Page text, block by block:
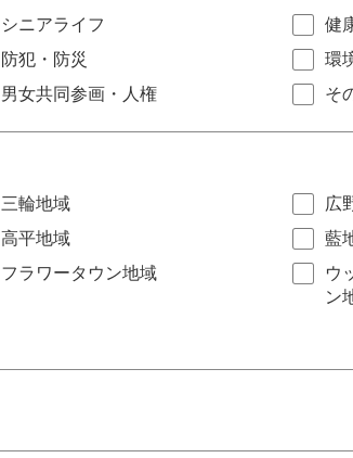
シニアライフ
健
防犯・防災
環
男女共同参画・人権 そ
三輪地域
広
高平地域
藍
フラワータウン地域
ウ
ン